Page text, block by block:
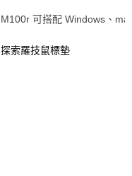
M100r 可搭配 Windows、
探索羅技鼠標墊